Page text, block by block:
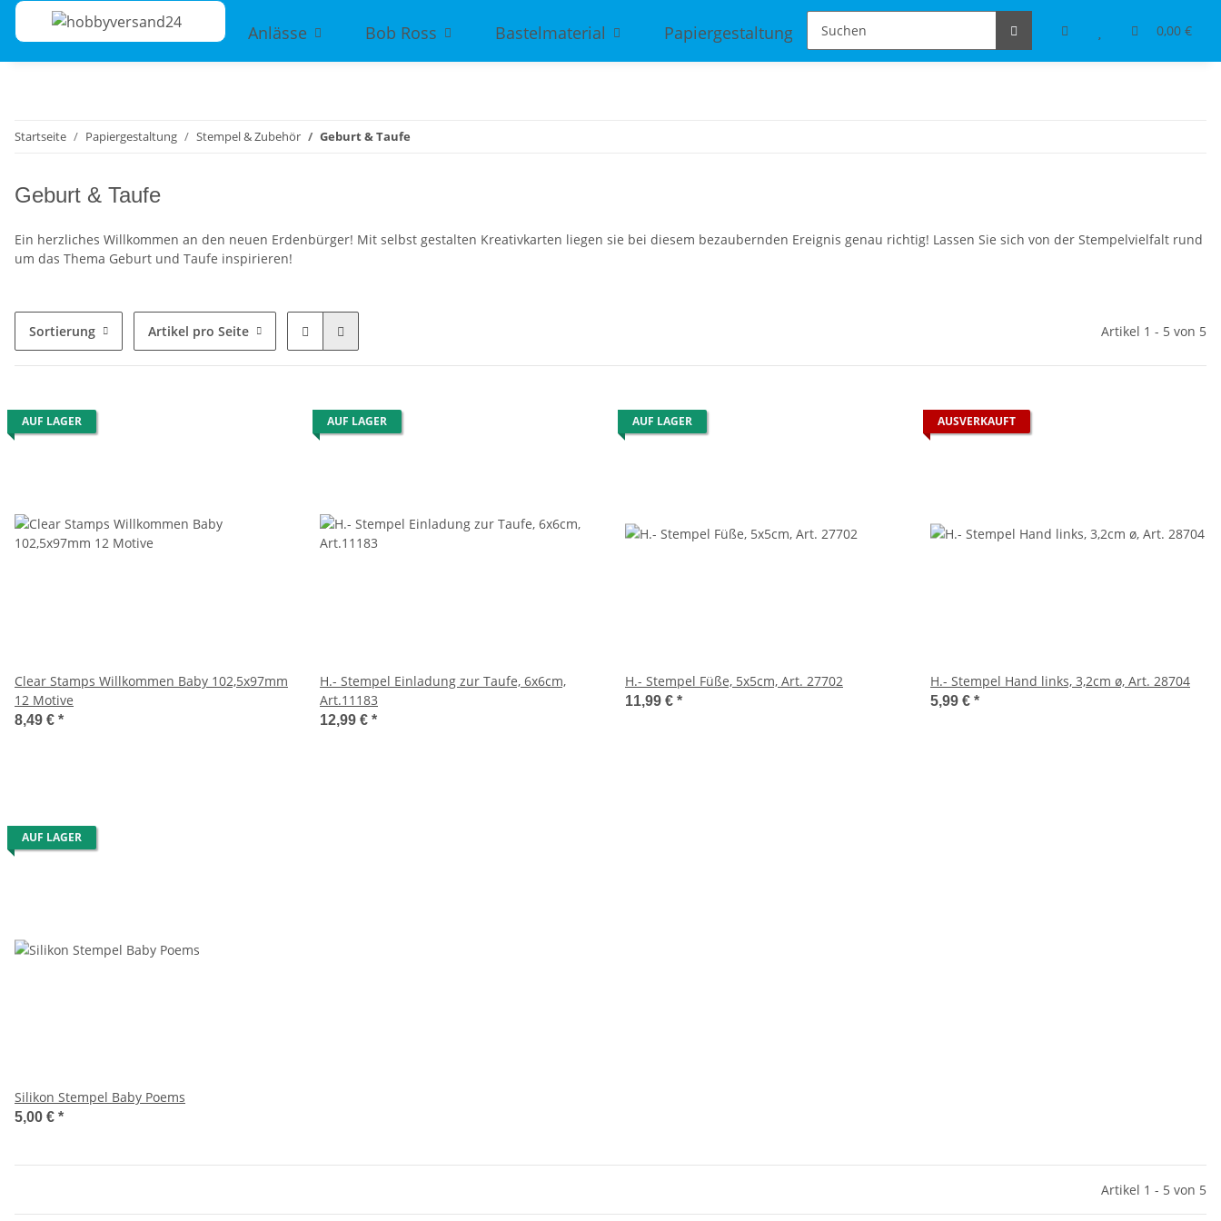
0,00 €
Anlässe Bob Ross Bastelmaterial Papiergestaltung Schmuckdesign Tischdeko & Accessoires
Startseite Papiergestaltung Stempel & Zubehör Geburt & Taufe
Geburt & Taufe
Ein herzliches Willkommen an den neuen Erdenbürger! Mit selbst gestalten Kreativkarten liegen sie bei diesem bezaubernden Ereignis genau richtig! Lassen Sie sich von der Stempelvielfalt rund
um das Thema Geburt und Taufe inspirieren!
Sortierung Artikel pro Seite Artikel 1 - 5 von 5
AUF LAGER
Clear Stamps Willkommen Baby 102,5x97mm
12 Motive
8,49 € *
AUF LAGER
H.- Stempel Einladung zur Taufe, 6x6cm,
Art.11183
12,99 € *
AUF LAGER
H.- Stempel Füße, 5x5cm, Art. 27702
11,99 € *
AUSVERKAUFT
H.- Stempel Hand links, 3,2cm ø, Art. 28704
5,99 € *
AUF LAGER
Silikon Stempel Baby Poems
5,00 € *
Artikel 1 - 5 von 5